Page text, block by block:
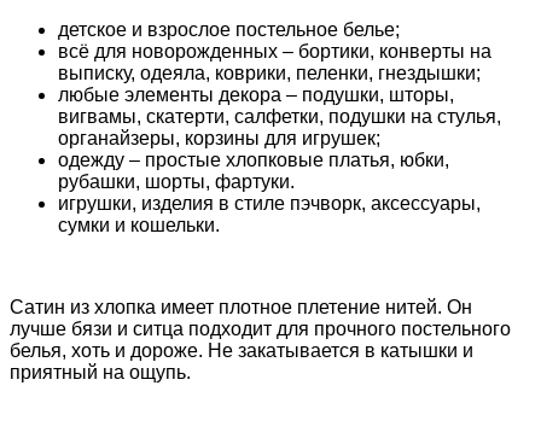
детское и взрослое постельное белье;
всё для новорожденных – бортики, конверты на
выписку, одеяла, коврики, пеленки, гнездышки;
любые элементы декора – подушки, шторы,
вигвамы, скатерти, салфетки, подушки на стулья,
органайзеры, корзины для игрушек;
одежду – простые хлопковые платья, юбки,
рубашки, шорты, фартуки.
игрушки, изделия в стиле пэчворк, аксессуары,
сумки и кошельки.
Сатин из хлопка имеет плотное плетение нитей. Он
лучше бязи и ситца подходит для прочного постельного
белья, хоть и дороже. Не закатывается в катышки и
приятный на ощупь.